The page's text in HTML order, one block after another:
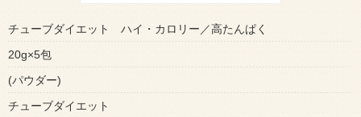
チューブダイエット ハイ・カロリー／高たんぱく
20g×5包
(パウダー)
チューブダイエット